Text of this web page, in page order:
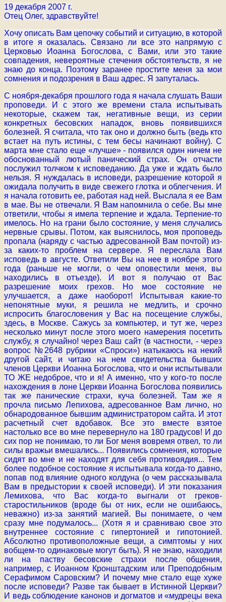
19 декабря 2007 г.
Отец Олег, здравствуйте!
Хочу описать Вам цепочку событий и ситуацию, в которой
в итоге я оказалась. Связано ли все это напрямую с
Церковью Иоанна Богослова, с Вами, или это такие
совпадения, невероятные стечения обстоятельств, я не
знаю до конца. Поэтому заранее простите меня за мои
сомнения и подозрения в Ваш адрес. Я запуталась.
С ноября-декабря прошлого года я начала слушать Ваши
проповеди. И с этого же времени стала испытывать
некоторые, скажем так, негативные вещи, из серии
конкретных бесовских нападок, вновь появившихся
болезней. Я считала, что так оно и должно быть (ведь кто
встает на путь истины, с тем бесы начинают войну). С
марта мне стало еще «лучше» - появился один ничем не
обоснованный лютый панический страх. Он отчасти
послужил толчком к исповеданию. Да уже и ждать было
нельзя. Я нуждалась в исповеди, разрешение которой я
ожидала получить в виде свежего глотка и облегчения. И
я начала готовить ее, работая над ней. Выслала я ее Вам
в мае. Вы не отвечали. Я Вам напомнила о себе. Вы мне
ответили, чтобы я имела терпение и ждала. Терпение-то
имелось. Но на грани было состояние, у меня случались
нервные срывы. Потом, как выяснилось, моя проповедь
пропала (наряду с частью адресованной Вам почтой) из-
за каких-то проблем на сервере. Я переслала Вам
исповедь в августе. Ответили Вы на нее в ноябре этого
года (раньше не могли, о чем оповестили меня, вы
находились в отъезде). И вот я получаю от Вас
разрешение моих грехов. Но мое состояние не
улучшается, а даже наоборот! Испытывая какие-то
непонятные муки, я решила не медлить, и срочно
испросить благословения у Вас на посещение службы,
здесь, в Москве. Сажусь за компьютер, и тут же, через
несколько минут после этого моего намерения посетить
службу, я случайно! через Ваш сайт (в частности, - через
вопрос №2648 рубрики «Спроси») натыкаюсь на некий
другой сайт, и читаю на нем свидетельства бывших
членов Церкви Иоанна Богослова, что и они испытывали
ТО ЖЕ недоброе, что и я! А именно, что у кого-то после
нахождения в лоне Церкви Иоанна Богослова появились
так же панические страхи, куча болезней. Там же я
прочла письмо Лепихова, адресованное Вам лично, но
обнародованное бывшим администратором сайта. И этот
расчетный счет вдобавок. Все это вместе взятое
настолько все во мне перевернуло на 180 градусов! И до
сих пор не понимаю, то ли Бог меня вовремя отвел, то ли
силы вражьи вмешались... Появились сомнения, которые
сидят во мне и не находят для себя противоядия... Тем
более подобное состояние я испытывала когда-то давно,
попав под влияние одного колдуна (о чем рассказывала
Вам в предыстории к своей исповеди). И эти показания
Лемихова, что Вас когда-то выгнали от греков-
старостильников (вроде бы от них, если не ошибаюсь,
неважно) из-за занятий магией. Вы понимаете, о чем
сразу мне подумалось... (Хотя я и сравниваю свое это
внутреннее состояние с гипертонией и гипотонией.
Абсолютно противоположные вещи, а симптомы у них
вобщем-то одинаковые могут быть). Я не знаю, находили
ли на паству бесовские страхи после общения,
например, с Иоанном Кронштадским или Преподобным
Серафимом Саровским? И почему мне стало еще хуже
после исповеди? Разве так бывает в Истинной Церкви?
И ведь соблюдение канонов и догматов и «мудрецы века